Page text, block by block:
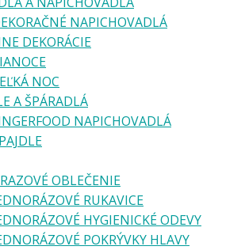
NAPICHOVADLÁ
DEKORÁCIE
NOC
A ŠPÁRADLÁ
NAPICHOVADLÁ
OBLEČENIE
RUKAVICE
HYGIENICKÉ ODEVY
POKRÝVKY HLAVY